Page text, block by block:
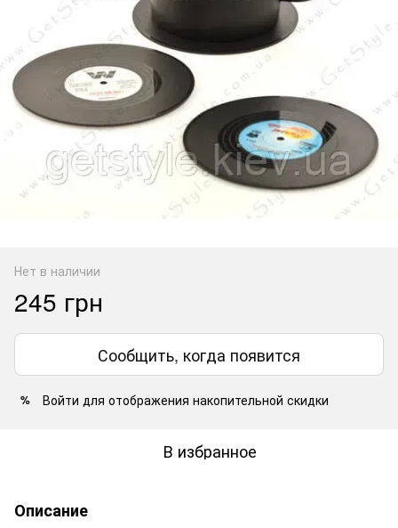
Нет в наличии
245 грн
Сообщить, когда появится
% Войти для отображения накопительной скидки
В избранное
Описание